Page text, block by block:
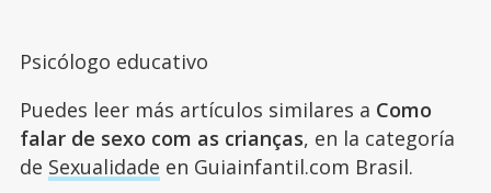
Psicólogo educativo
Puedes leer más artículos similares a Como
falar de sexo com as crianças, en la categoría
de Sexualidade en Guiainfantil.com Brasil.